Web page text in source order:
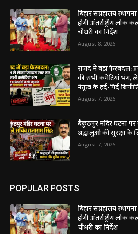
बिहार संग्रहालय
होगी अंतर्राष्ट्रीय लोक
चौधरी का निर्देश
August 8, 2026
राजद में बड़ा फेरबदल:
की सभी कमेटियां भंग,
नेतृत्व के इर्द-गिर्द
August 7, 2026
बैकुंठपुर मंदिर घटना पर
श्रद्धालुओं की सुरक्षा के
August 7, 2026
POPULAR POSTS
बिहार संग्रहालय
होगी अंतर्राष्ट्रीय लोक
चौधरी का निर्देश